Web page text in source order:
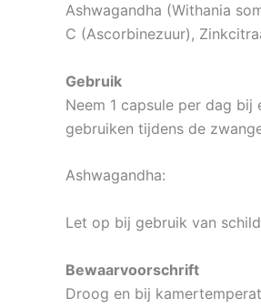
Ashwagandha (Withania
C (Ascorbinezuur),
Gebruik
Neem 1 capsule per dag
gebruiken tijdens de
Ashwagandha:
Let op bij gebruik van
Bewaarvoorschrift
Droog en bij